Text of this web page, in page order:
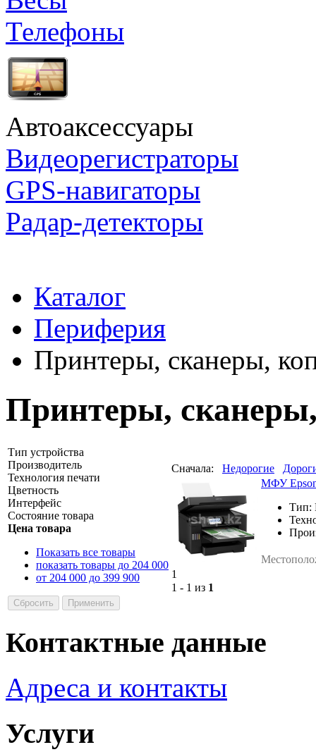
Телефоны
Автоаксессуары
Видеорегистраторы
GPS-навигаторы
Радар-детекторы
Каталог
Периферия
Принтеры, сканеры,
Принтеры,
Тип устройства
Производитель
Технология печати
Цветность
Интерфейс
Состояние товара
Цена товара
Показать все товары
показать товары до 204 000
от 204 000 до 399 900
Сначала: Недорогие
МФУ
Тип:
1
1 - 1 из 1
Контактные данные
Адреса и контакты
Услуги